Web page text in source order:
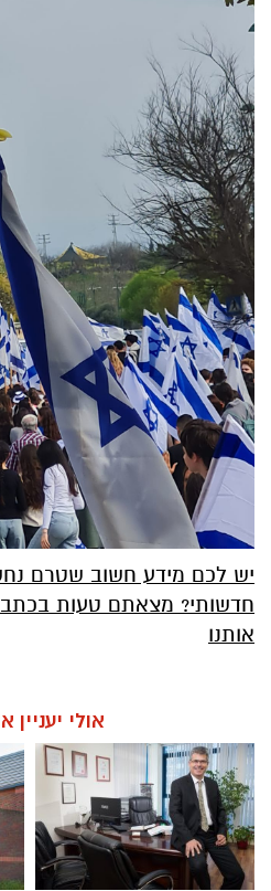
יש לכם מידע חשוב שטרם
חדשותי? מצאתם טעות
אותנו
אולי יעניין